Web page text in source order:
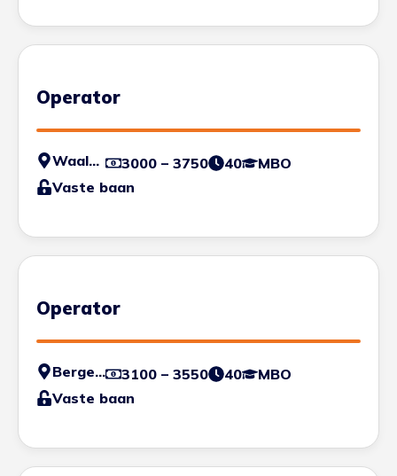
Operator
Waalwijk 3000 – 3750 40
MBO
Vaste baan
Operator
Bergen op Zoom 3100 – 3550 40
MBO
Vaste baan